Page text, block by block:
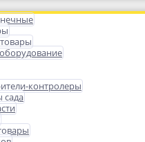
контролеры
сада